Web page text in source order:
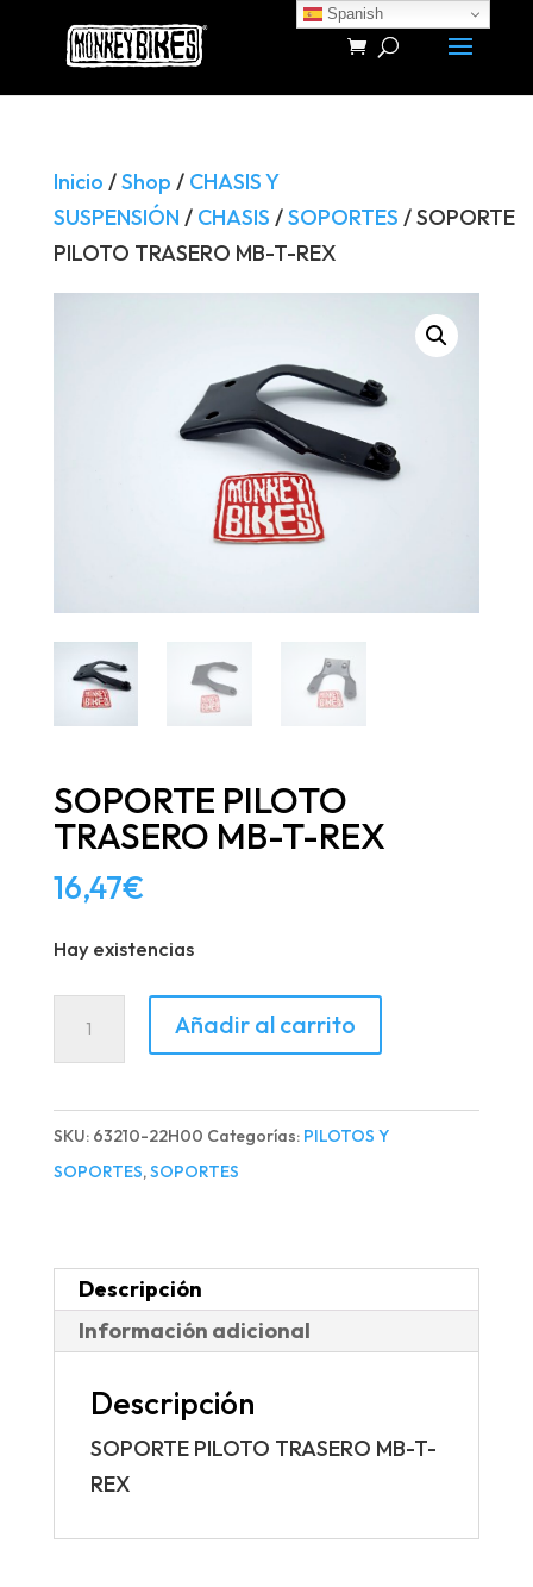
Búsqueda
productos
Inicio /Shop / CHASIS Y
SUSPENSIÓN / CHASIS /SOPORTES / SOPORTE
PILOTO TRASERO MB-T-REX
SOPORTE PILOTO
TRASERO MB-T-REX
16,47€
Hay existencias
MB-
Añadir al carrito
SKU: 63210-22H00 Categorías: PILOTOS Y
SOPORTES,SOPORTES
Descripción
Información adicional
Descripción
SOPORTE PILOTO TRASERO MB-T-
REX
Spanish